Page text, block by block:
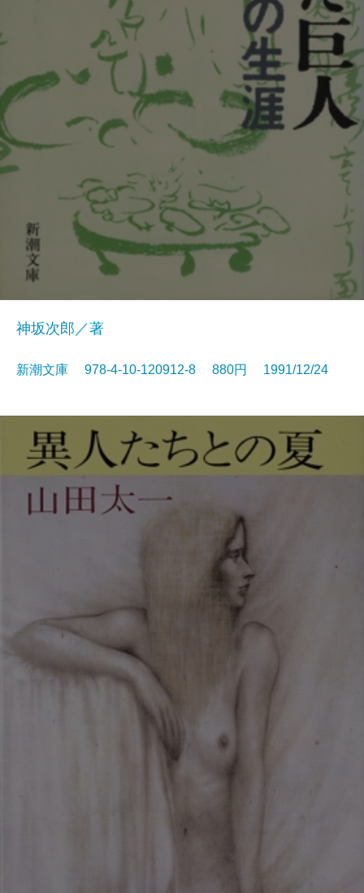
神坂次郎／著
新潮文庫 978-4-10-120912-8 880円 1991/12/24